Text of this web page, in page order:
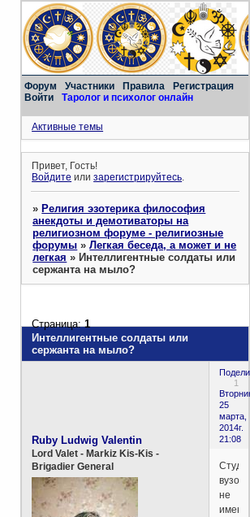
Форум Участники Правила
Регистрация
Войти
Таролог и психолог онлайн
Активные темы
Привет, Гость!
Войдите илизарегистрируйтесь.
»Религия эзотерика философия
анекдоты и демотиваторы на
религиозном форуме - религиозные
форумы »Легкая беседа, а может и не
легкая »Интеллигентные солдаты или
сержанта на мыло?
Интеллигентные солдаты или
сержанта на мыло?
Страница:1
1
25
марта,
2014г.
21:08
Ruby Ludwig Valentin
Lord Valet - Markiz Kis-Kis -
Brigadier General
вузов
не